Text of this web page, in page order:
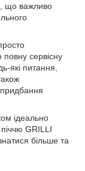
що важливо
сервісну
які питання,
придбання
ідеально
піччю GRILLI
більше та